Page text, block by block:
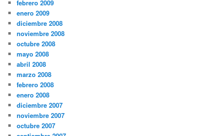
febrero 2009
enero 2009
diciembre 2008
noviembre 2008
octubre 2008
mayo 2008
abril 2008
marzo 2008
febrero 2008
enero 2008
diciembre 2007
noviembre 2007
octubre 2007